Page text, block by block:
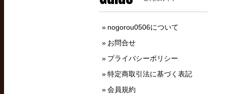
nogorou0506について
お問合せ
プライバシーポリシー
特定商取引法に基づく表記
会員規約